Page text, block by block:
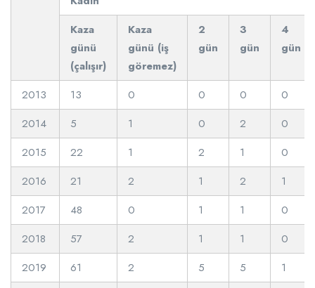
Kaza
günü
(çalışır)
Kaza
günü (iş
göremez)
2
gün
3
gün
4
gün
2013 13 0 0 0
0
2014
5 1 0 2
0
2015
22 1 2 1
0
2016
21 2 1 2
1
2017
48 0 1 1
0
2018
57 2 1 1
0
2019
61 2 5 5
1